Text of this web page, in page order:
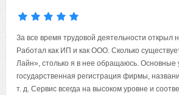
За все время трудовой деятельности открыл
Работал как ИП и как ООО. Сколько
Лайн», столько я в нее обращаюсь. Основные
государственная регистрация фирмы,
т. д. Сервис всегда на высоком уровне и